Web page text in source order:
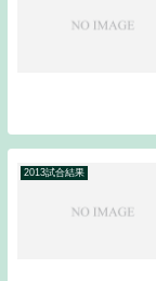
2013試合結果